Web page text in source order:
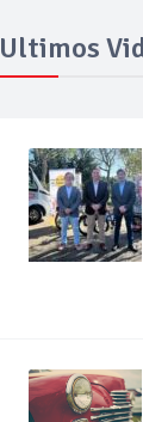
Ultimos